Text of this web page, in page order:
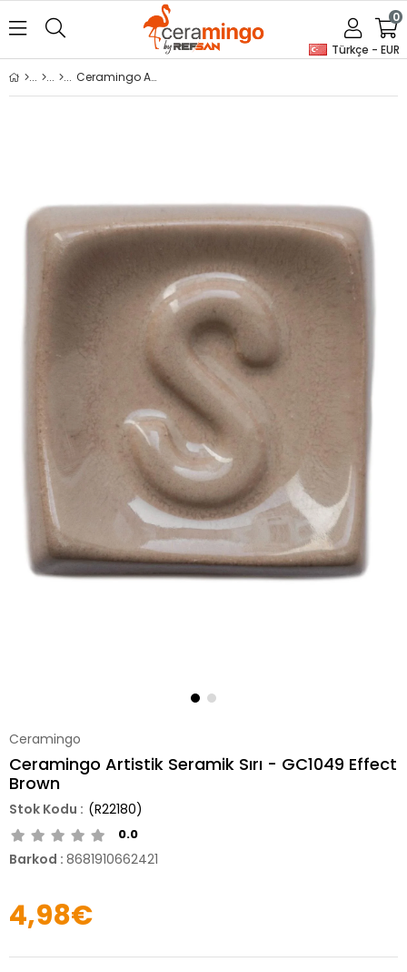
Türkçe - EUR
0
Ceramingo Artistik Seramik Sırı - GC1049 Effect Brown
Ceramingo
Ceramingo Artistik Seramik Sırı - GC1049 Effect
Brown
(R22180)
0.0
Barkod : 8681910662421
4,98€